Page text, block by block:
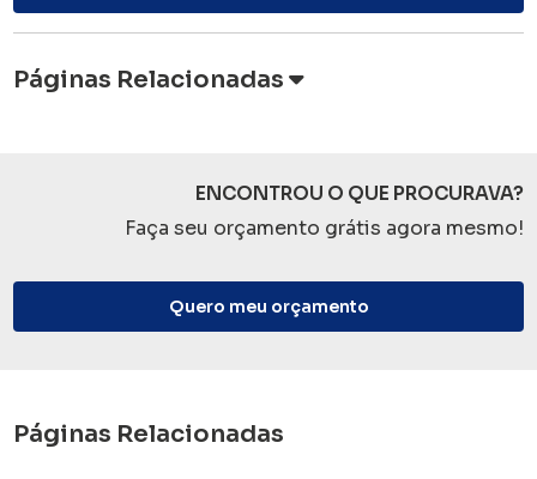
Páginas Relacionadas
ENCONTROU O QUE PROCURAVA?
Faça seu orçamento grátis agora mesmo!
Quero meu orçamento
Páginas Relacionadas